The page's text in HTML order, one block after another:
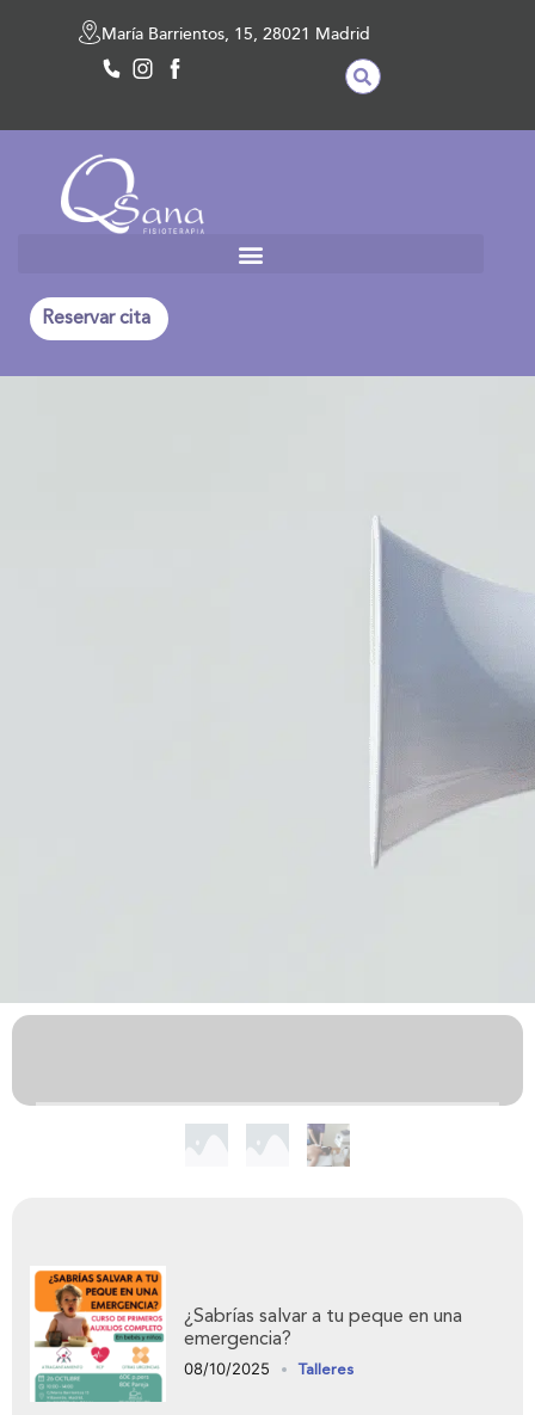
María Barrientos, 15, 28021 Madrid
Reservar cita
¿Sabrías salvar a tu peque en una
emergencia?
08/10/2025
Talleres